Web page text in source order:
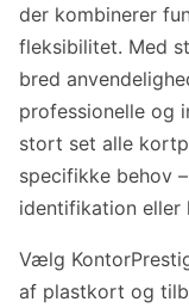
der kombinerer
fleksibilitet. Med
bred
professionelle og
stort set alle
specifikke behov
identifikation eller
Vælg
af plastkort og